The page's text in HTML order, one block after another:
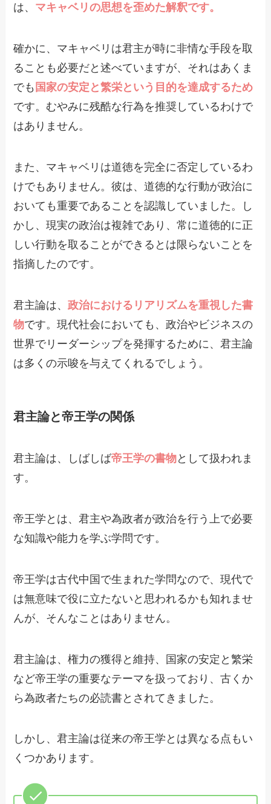
は、 マキャベリの思想を歪めた解釈です。
確かに、マキャベリは君主が時に非情な手段を取
ることも必要だと述べていますが、それはあくま
でも 国家の安定と繁栄という目的を達成するため
です。むやみに残酷な行為を推奨しているわけで
はありません。
また、マキャベリは道徳を完全に否定しているわ
けでもありません。彼は、道徳的な行動が政治に
おいても重要であることを認識していました。し
かし、現実の政治は複雑であり、常に道徳的に正
しい行動を取ることができるとは限らないことを
指摘したのです。
君主論は、政治におけるリアリズムを重視した書
物です。現代社会においても、政治やビジネスの
世界でリーダーシップを発揮するために、君主論
は多くの示唆を与えてくれるでしょう。
君主論と帝王学の関係
君主論は、しばしば帝王学の書物として扱われま
す。
帝王学とは、君主や為政者が政治を行う上で必要
な知識や能力を学ぶ学問です。
帝王学は古代中国で生まれた学問なので、現代で
は無意味で役に立たないと思われるかも知れませ
んが、そんなことはありません。
君主論は、権力の獲得と維持、国家の安定と繁栄
など帝王学の重要なテーマを扱っており、古くか
ら為政者たちの必読書とされてきました。
しかし、君主論は従来の帝王学とは異なる点もい
くつかあります。